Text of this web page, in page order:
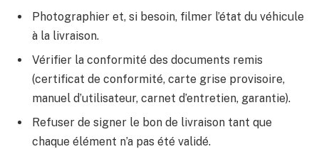
Photographier et, si besoin, filmer l’état du véhicule
à la livraison.
Vérifier la conformité des documents remis
(certificat de conformité, carte grise provisoire,
manuel d’utilisateur, carnet d’entretien, garantie).
Refuser de signer le bon de livraison tant que
chaque élément n’a pas été validé.